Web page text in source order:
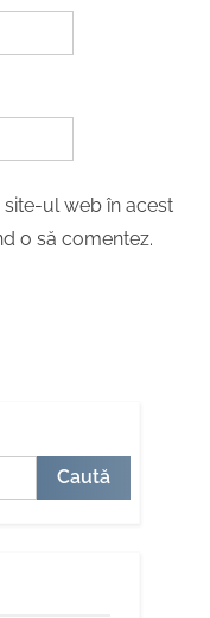
ul web în acest
o să comentez.
Caută